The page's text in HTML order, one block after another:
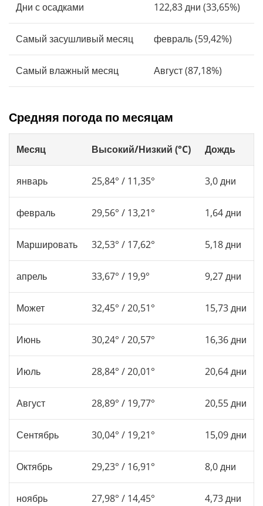
Дни с осадками 122,83 дни (33,65%)
Самый засушливый месяц февраль (59,42%)
Самый влажный месяц Август (87,18%)
Средняя погода по месяцам
Месяц Высокий/Низкий (°C) Дождь
январь 25,84° / 11,35° 3,0 дни
февраль 29,56° / 13,21° 1,64 дни
Маршировать 32,53° / 17,62° 5,18 дни
апрель 33,67° / 19,9° 9,27 дни
Может 32,45° / 20,51° 15,73 дни
Июнь 30,24° / 20,57° 16,36 дни
Июль 28,84° / 20,01° 20,64 дни
Август 28,89° / 19,77° 20,55 дни
Сентябрь 30,04° / 19,21° 15,09 дни
Октябрь 29,23° / 16,91° 8,0 дни
ноябрь 27,98° / 14,45° 4,73 дни